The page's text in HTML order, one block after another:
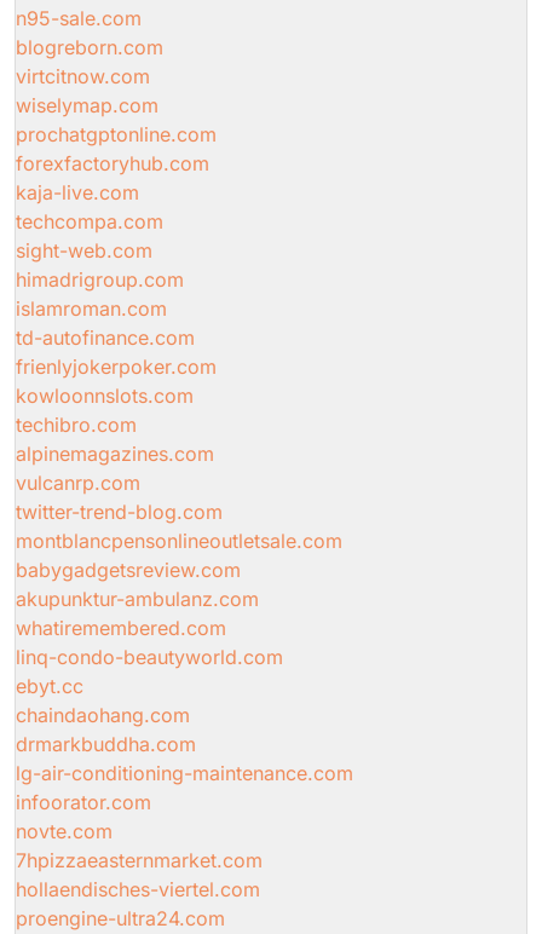
n95-sale.com
blogreborn.com
virtcitnow.com
wiselymap.com
prochatgptonline.com
forexfactoryhub.com
kaja-live.com
techcompa.com
sight-web.com
himadrigroup.com
islamroman.com
td-autofinance.com
frienlyjokerpoker.com
kowloonnslots.com
techibro.com
alpinemagazines.com
vulcanrp.com
twitter-trend-blog.com
montblancpensonlineoutletsale.com
babygadgetsreview.com
akupunktur-ambulanz.com
whatiremembered.com
linq-condo-beautyworld.com
ebyt.cc
chaindaohang.com
drmarkbuddha.com
lg-air-conditioning-maintenance.com
infoorator.com
novte.com
7hpizzaeasternmarket.com
hollaendisches-viertel.com
proengine-ultra24.com